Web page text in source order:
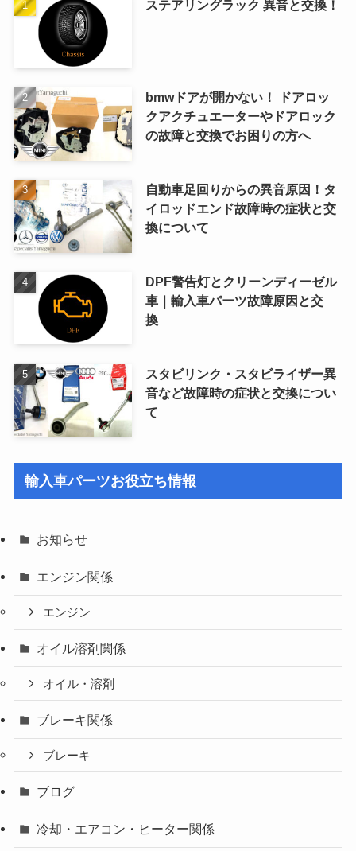
ステアリングラック 異音と交換！
bmwドアが開かない！ ドアロッ
クアクチュエーターやドアロック
の故障と交換でお困りの方へ
自動車足回りからの異音原因！タ
イロッドエンド故障時の症状と交
換について
DPF警告灯とクリーンディーゼル
車｜輸入車パーツ故障原因と交
換
スタビリンク・スタビライザー異
音など故障時の症状と交換につい
て
輸入車パーツお役立ち情報
お知らせ
エンジン関係
エンジン
オイル溶剤関係
オイル・溶剤
ブレーキ関係
ブレーキ
ブログ
冷却・エアコン・ヒーター関係